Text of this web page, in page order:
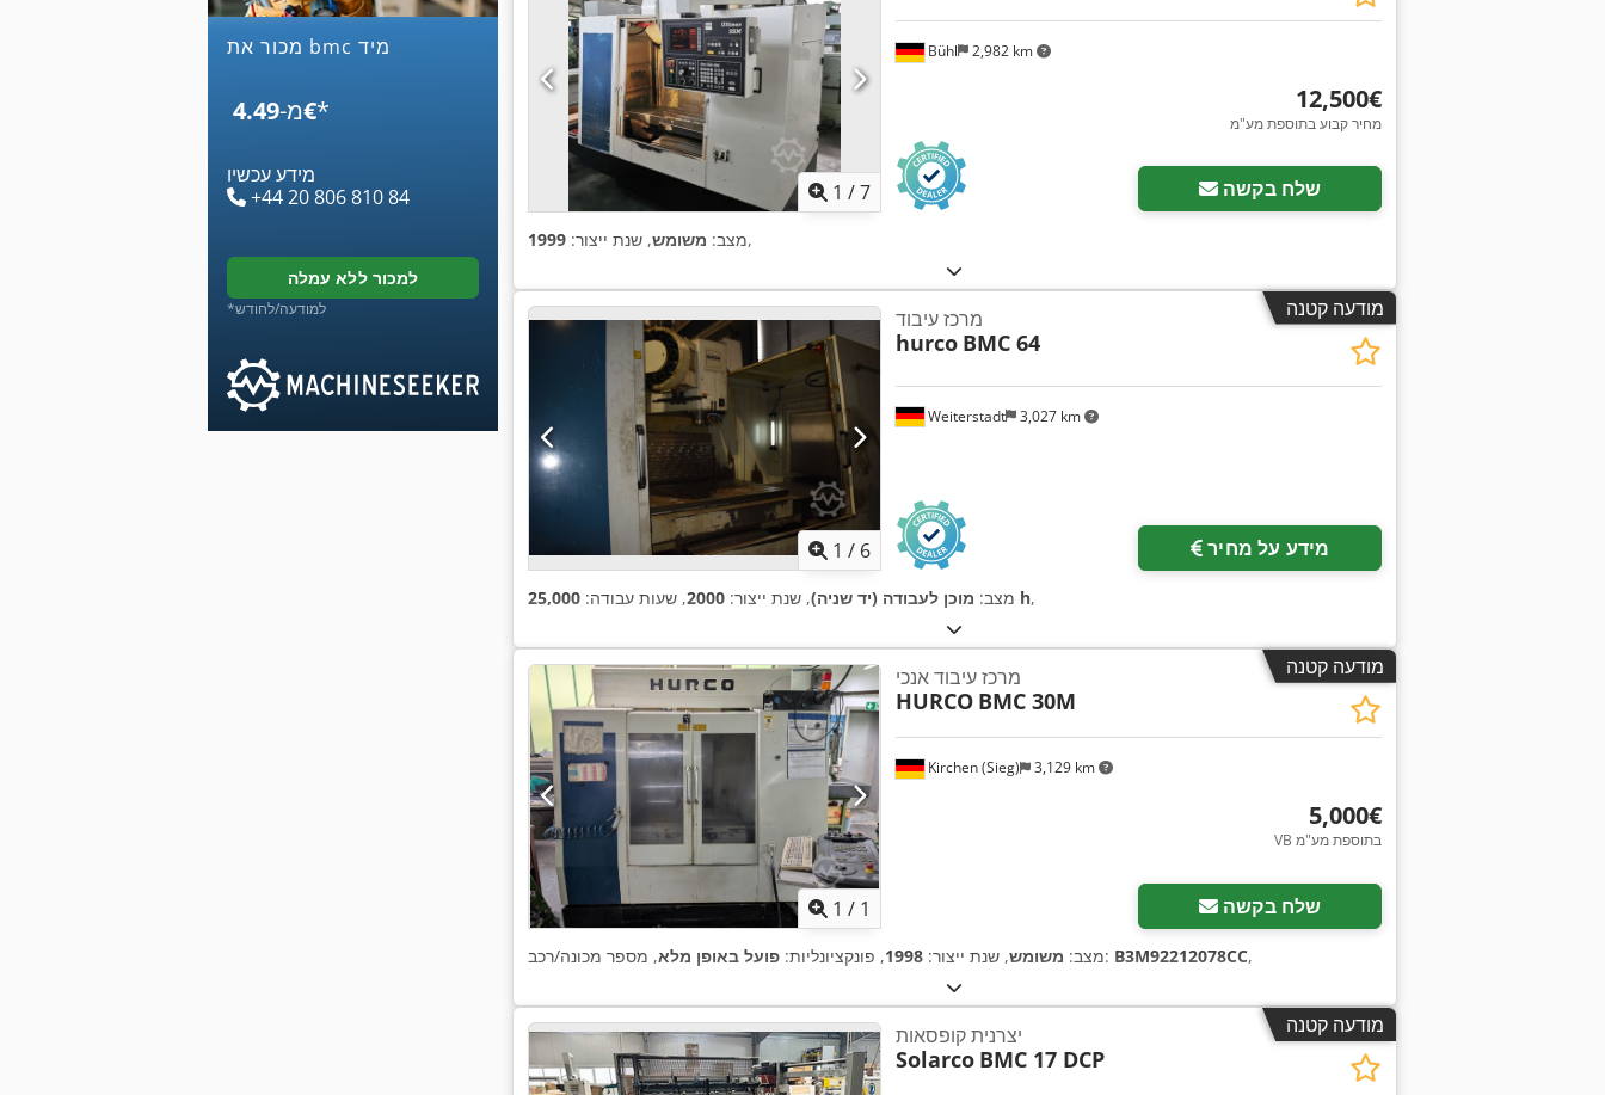
מכור את bmc מיד
מ-‏4.49 ‏€*
מידע עכשיו
+44 20 806 810 84
למכור ללא עמלה
*למודעה/לחודש
1 /7
Bühl 2,982 km
‏12,500 ‏€
מחיר קבוע בתוספת מע"מ
שלח בקשה
מצב: משומש, שנת ייצור: 1999 ,
מודעה קטנה
1 / 6
Weiterstadt 3,027 km
מרכז עיבוד
hurco BMC 64
מידע על מחיר
מצב: מוכן לעבודה (יד שניה), שנת ייצור: 2000, שעות עבודה: 25,000 h,
מודעה קטנה
1 / 1
Kirchen (Sieg) 3,129 km
מרכז עיבוד אנכי
HURCO BMC 30M
‏5,000 ‏€
VB בתוספת מע"מ
שלח בקשה
מצב: משומש, שנת ייצור: 1998, פונקציונליות: פועל באופן מלא , מספר מכונה/רכב: B3M92212078CC,
מודעה קטנה יצרנית קופסאות
Solarco BMC 17 DCP